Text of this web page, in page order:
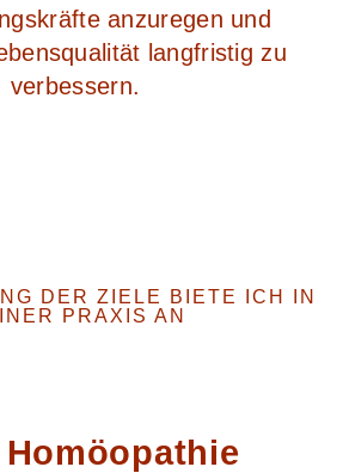
anzuregen und
langfristig zu
verbessern.
DER ZIELE BIETE ICH IN
PRAXIS AN